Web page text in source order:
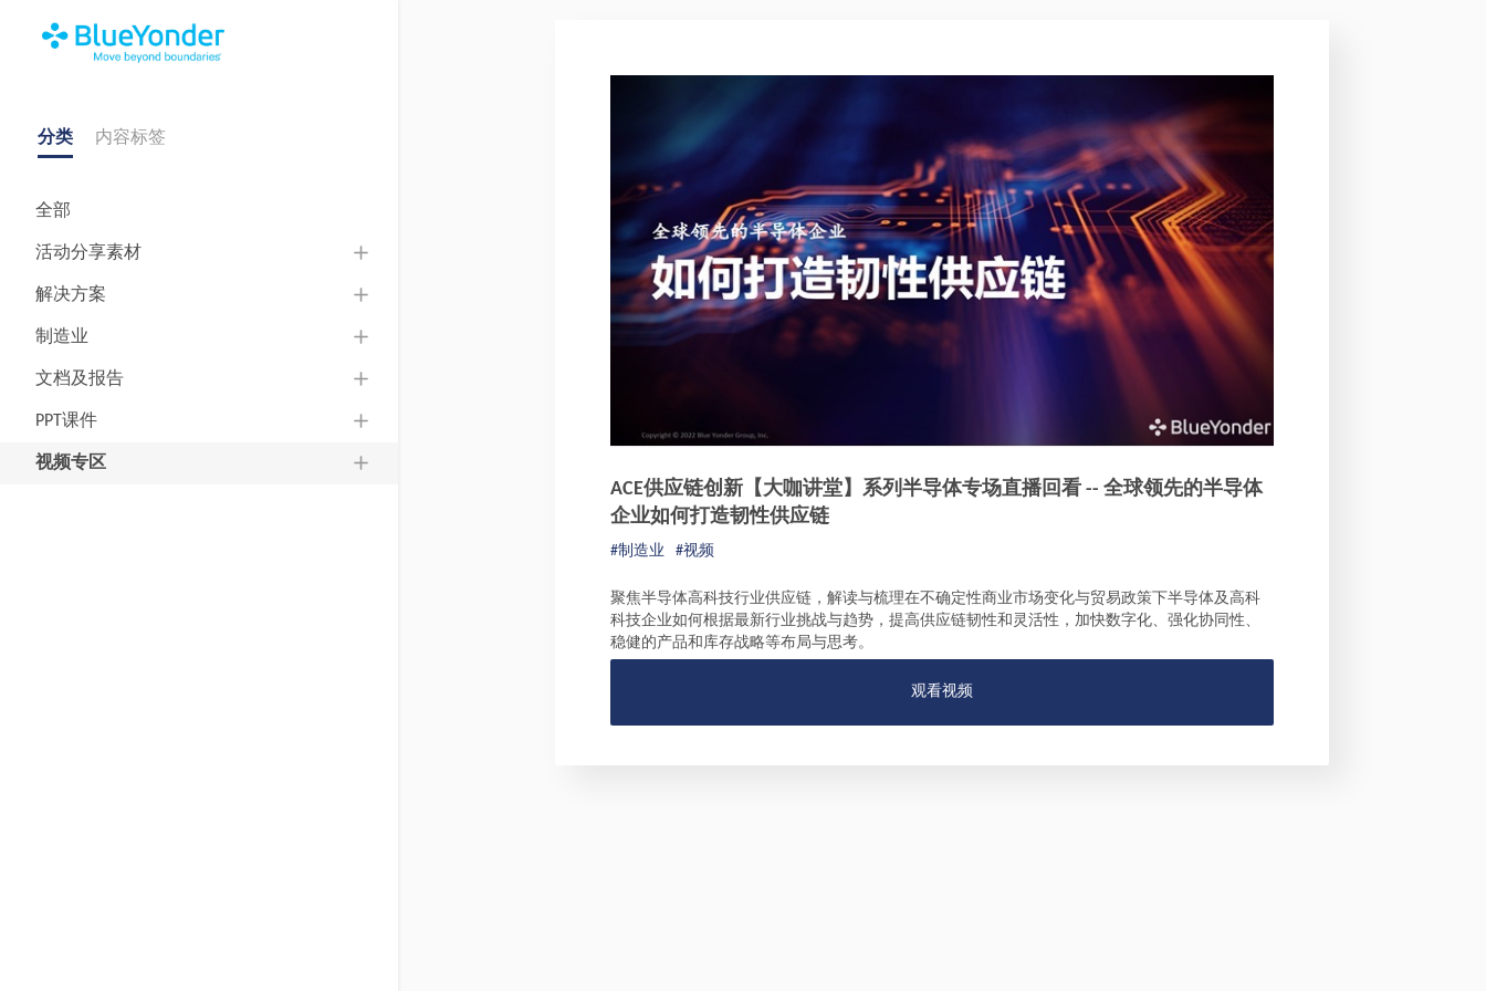
分类 内容标签
全部
活动分享素材
解决方案
制造业
文档及报告
PPT课件
视频专区
ACE供应链创新【大咖讲堂】系列半导体专场直播回看 -- 全球领先的半导体
企业如何打造韧性供应链
#制造业 #视频
聚焦半导体高科技行业供应链，解读与梳理在不确定性商业市场变化与贸易政策下半导体及高科
科技企业如何根据最新行业挑战与趋势，提高供应链韧性和灵活性，加快数字化、强化协同性、
稳健的产品和库存战略等布局与思考。
观看视频